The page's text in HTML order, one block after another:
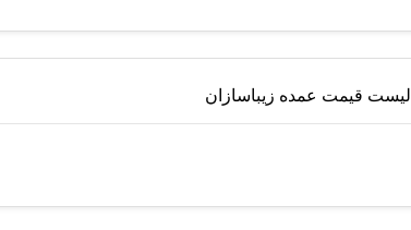
لیست قیمت عمده زیباسازان